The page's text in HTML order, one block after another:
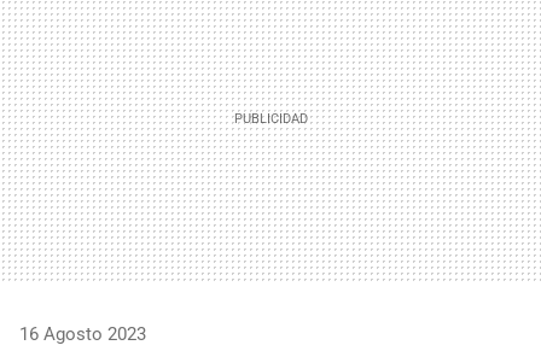
16 Agosto 2023